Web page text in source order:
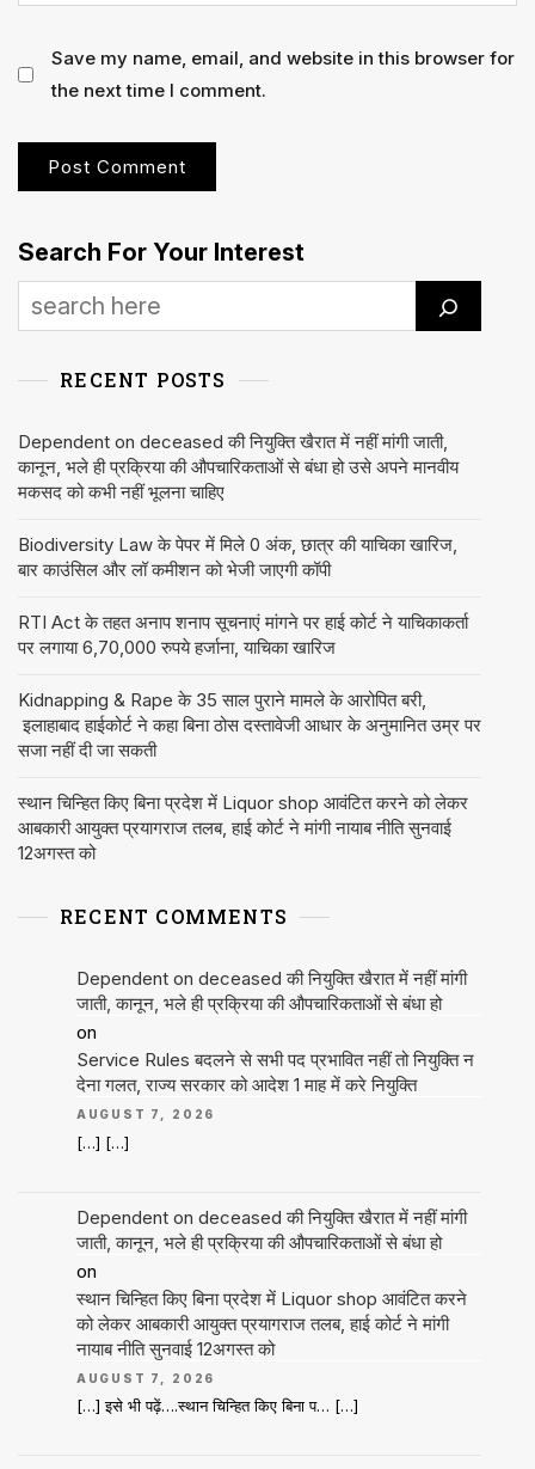
Save my name, email, and website in this browser for
the next time I comment.
Search For Your Interest
RECENT POSTS
Dependent on deceased की नियुक्ति खैरात में नहीं मांगी जाती,
कानून, भले ही प्रक्रिया की औपचारिकताओं से बंधा हो उसे अपने मानवीय
मकसद को कभी नहीं भूलना चाहिए
Biodiversity Law के पेपर में मिले 0 अंक, छात्र की याचिका खारिज,
बार काउंसिल और लॉ कमीशन को भेजी जाएगी कॉपी
RTI Act के तहत अनाप शनाप सूचनाएं मांगने पर हाई कोर्ट ने याचिकाकर्ता
पर लगाया 6,70,000 रुपये हर्जाना, याचिका खारिज
Kidnapping & Rape के 35 साल पुराने मामले के आरोपित बरी,
इलाहाबाद हाईकोर्ट ने कहा बिना ठोस दस्तावेजी आधार के अनुमानित उम्र पर
सजा नहीं दी जा सकती
स्थान चिन्हित किए बिना प्रदेश में Liquor shop आवंटित करने को लेकर
आबकारी आयुक्त प्रयागराज तलब, हाई कोर्ट ने मांगी नायाब नीति सुनवाई
12अगस्त को
RECENT COMMENTS
Dependent on deceased की नियुक्ति खैरात में नहीं मांगी
जाती, कानून, भले ही प्रक्रिया की औपचारिकताओं से बंधा हो
on
Service Rules बदलने से सभी पद प्रभावित नहीं तो नियुक्ति न
देना गलत, राज्य सरकार को आदेश 1 माह में करे नियुक्ति
AUGUST 7, 2026
[…] […]
Dependent on deceased की नियुक्ति खैरात में नहीं मांगी
जाती, कानून, भले ही प्रक्रिया की औपचारिकताओं से बंधा हो
on
स्थान चिन्हित किए बिना प्रदेश में Liquor shop आवंटित करने
को लेकर आबकारी आयुक्त प्रयागराज तलब, हाई कोर्ट ने मांगी
नायाब नीति सुनवाई 12अगस्त को
AUGUST 7, 2026
[…] इसे भी पढ़ें….स्थान चिन्हित किए बिना प… […]